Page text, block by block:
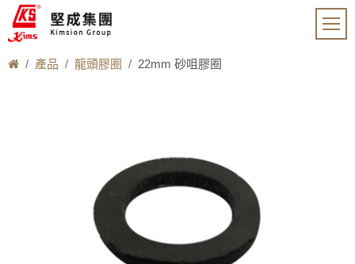
產品 龍頭膠圈 22mm 砂咀膠圈